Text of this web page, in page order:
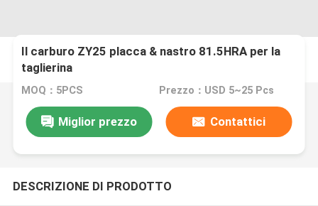
Il carburo ZY25 placca & nastro 81.5HRA per la
taglierina
MOQ：5PCS Prezzo：USD 5~25 Pcs
Miglior prezzo Contattici
DESCRIZIONE DI PRODOTTO